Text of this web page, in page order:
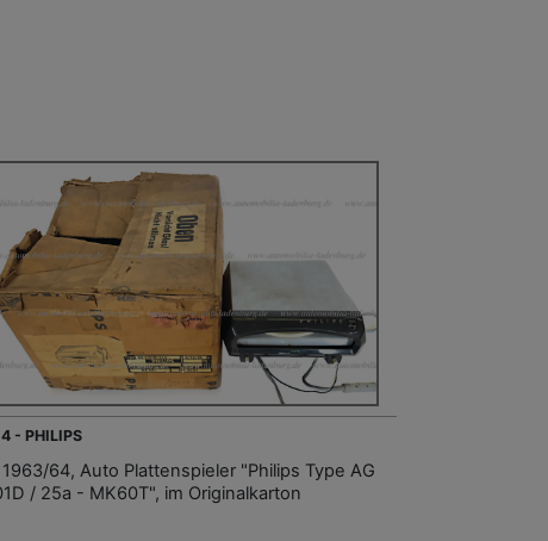
- PHILIPS
1963/64, Auto Plattenspieler "Philips Type AG
/ 25a - MK60T", im Originalkarton